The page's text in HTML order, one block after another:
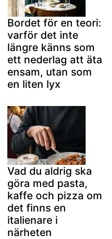
Bordet för en teori:
varför det inte
längre känns som
ett nederlag att äta
ensam, utan som
en liten lyx
Vad du aldrig ska
göra med pasta,
kaffe och pizza om
det finns en
italienare i
närheten